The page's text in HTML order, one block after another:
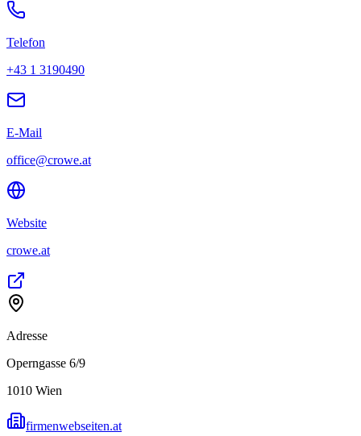
Telefon
+43 1 3190490
E-Mail
office@crowe.at
Website
crowe.at
Adresse
Operngasse 6/9
1010 Wien
firmenwebseiten.at